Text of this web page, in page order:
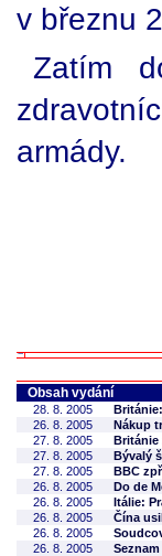
v březnu
Zatím
armády.
Obsah vydání
28. 8. 2005
26. 8. 2005
Nákup
27. 8. 2005
Británie
27. 8. 2005
Bývalý
27. 8. 2005
BBC
26. 8. 2005
Do de
26. 8. 2005
Itálie:
26. 8. 2005
Čína
26. 8. 2005
26. 8. 2005